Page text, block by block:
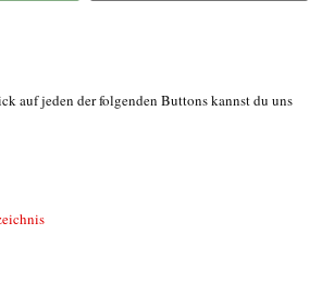
auf jeden der folgenden Buttons kannst du uns